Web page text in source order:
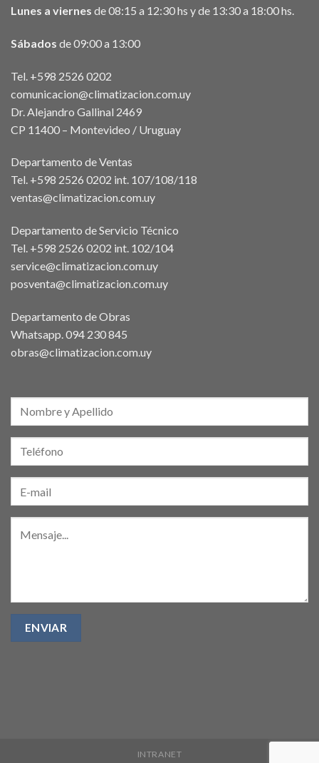
Lunes a viernes de 08:15 a 12:30 hs y de 13:30 a 18:00 hs.
Sábados de 09:00 a 13:00
Tel. +598 2526 0202
comunicacion@climatizacion.com.uy
Dr. Alejandro Gallinal 2469
CP 11400 – Montevideo / Uruguay
Departamento de Ventas
Tel. +598 2526 0202 int. 107/108/118
ventas@climatizacion.com.uy
Departamento de Servicio Técnico
Tel. +598 2526 0202 int. 102/104
service@climatizacion.com.uy
posventa@climatizacion.com.uy
Departamento de Obras
Whatsapp.094 230 845
obras@climatizacion.com.uy
INTRANET